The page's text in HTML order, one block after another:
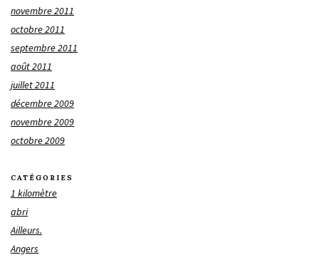
novembre 2011
octobre 2011
septembre 2011
août 2011
juillet 2011
décembre 2009
novembre 2009
octobre 2009
CATÉGORIES
1 kilomètre
abri
Ailleurs.
Angers